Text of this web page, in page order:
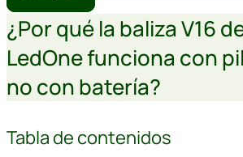
¿Por qué la baliza V16
LedOne funciona con
no con batería?
Tabla de contenidos